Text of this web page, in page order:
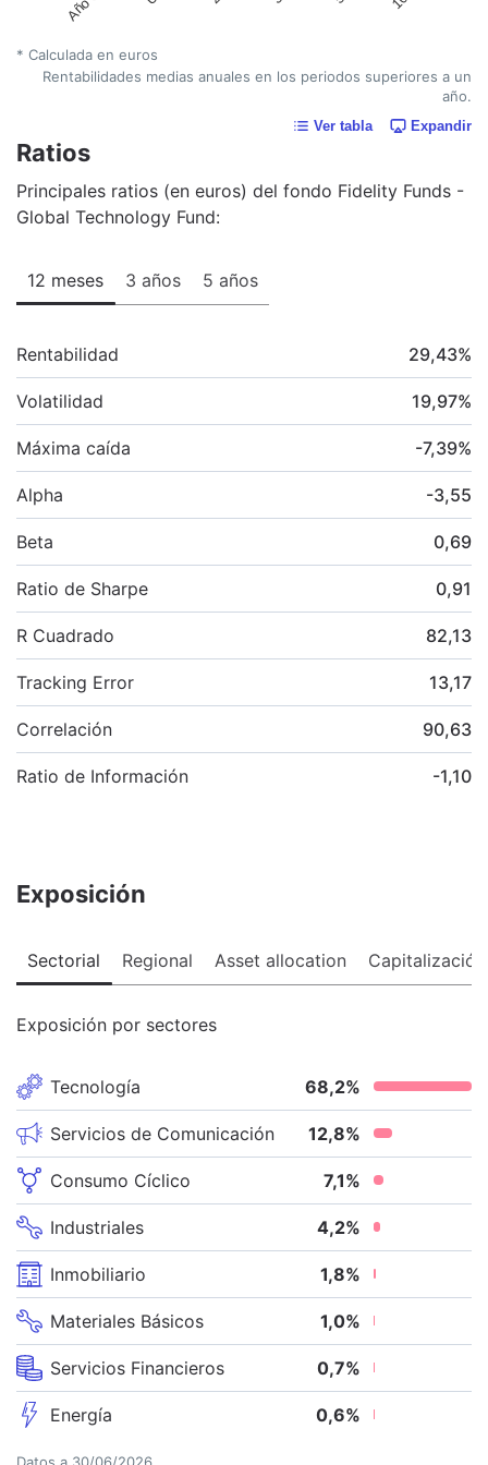
* Calculada en euros
Rentabilidades medias anuales en los periodos superiores a un
año.
Ver tabla Expandir
Ratios
Principales ratios (en euros) del fondo Fidelity Funds -
Global Technology Fund:
12 meses 3 años 5 años
Rentabilidad 29,43%
Volatilidad 19,97%
Máxima caída -7,39%
Alpha -3,55
Beta 0,69
Ratio de Sharpe 0,91
R Cuadrado 82,13
Tracking Error 13,17
Correlación 90,63
Ratio de Información -1,10
Exposición
Sectorial Regional Asset allocation Capitalización
Exposición por sectores
Tecnología 68,2%
Servicios de Comunicación 12,8%
Consumo Cíclico 7,1%
Industriales 4,2%
Inmobiliario 1,8%
Materiales Básicos 1,0%
Servicios Financieros 0,7%
Energía 0,6%
Datos a 30/06/2026